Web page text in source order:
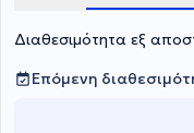
Διαθεσιμότητα εξ
Επόμενη